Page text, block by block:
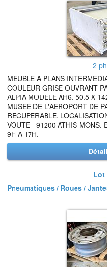
2
MEUBLE A PLANS
COULEUR GRISE OUVRANT
ALPIA MODELE AH6. 50.5 X
MUSEE DE L'AEROPORT DE
RECUPERABLE.
VOUTE - 91200 ATHIS-MONS.
9H A 17H.
Lot
Pneumatiques / Roues /